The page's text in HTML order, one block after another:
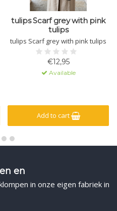
tulips Scarf grey with pink
tulips
tulips Scarf grey with pink tulips
€12,95
Available
Add to cart
en
in onze eigen fabriek in